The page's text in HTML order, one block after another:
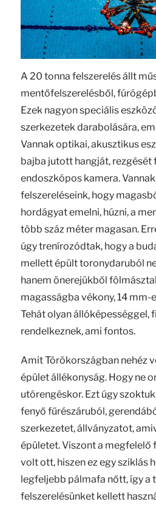
A 20 tonna felszerelés állt
mentőfelszerelésből,
Ezek nagyon speciális
szerkezetek darabolására,
Vannak optikai, akusztikus
bajba jutott hangját, rezgését
endoszkópos kamera.
felszereléseink, hogy
hordágyat emelni, húzni, a
több száz méter magasan.
úgy trenírozódtak, hogy a
mellett épült toronydaruból
hanem önerejükből
magasságba vékony, 14
Tehát olyan állóképességgel,
rendelkeznek, ami fontos.
Amit Törökországban nehéz
épület állékonyság. Hogy ne
utórengéskor. Ezt úgy
fenyő fűrészáruból,
szerkezetet, állványzatot,
épületet. Viszont a megfelelő
volt ott, hiszen ez egy sziklás
legfeljebb pálmafa nőtt, így a
felszerelésünket kellett